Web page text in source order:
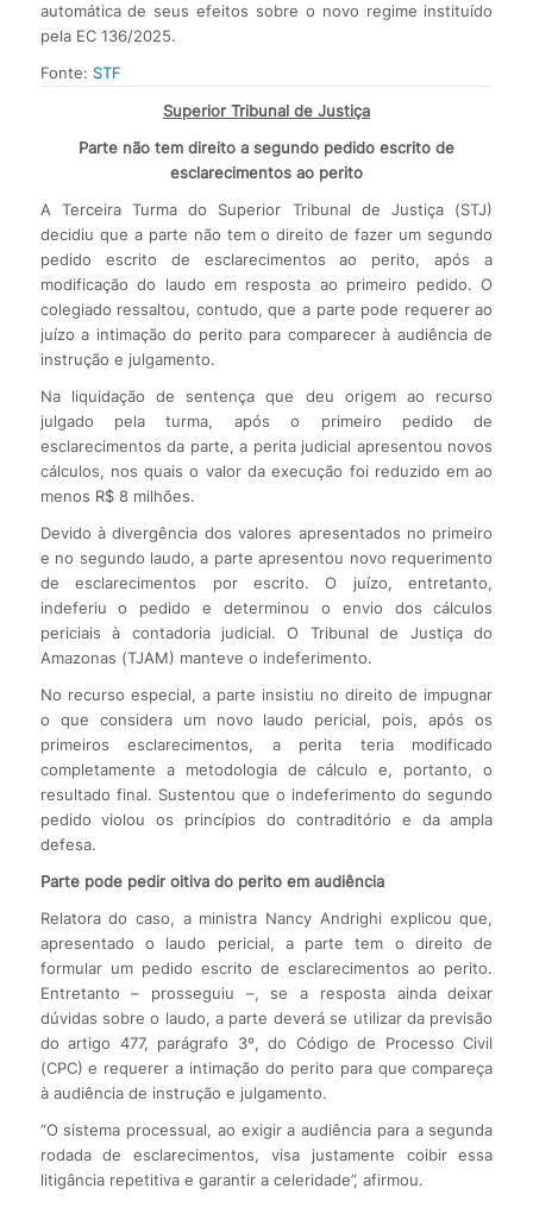
automática de seus efeitos sobre o novo regime instituído
pela EC 136/2025.
Fonte: STF
Superior Tribunal de Justiça
Parte não tem direito a segundo pedido escrito de
esclarecimentos ao perito
​A Terceira Turma do Superior Tribunal de Justiça (STJ)
decidiu que a parte não tem o direito de fazer um segundo
pedido escrito de esclarecimentos ao perito, após a
modificação do laudo em resposta ao primeiro pedido. O
colegiado ressaltou, contudo, que a parte pode requerer ao
juízo a intimação do perito para comparecer à audiência de
instrução e julgamento.
Na liquidação de sentença que deu origem ao recurso
julgado pela turma, após o primeiro pedido de
esclarecimentos da parte, a perita judicial apresentou novos
cálculos, nos quais o valor da execução foi reduzido em ao
menos R$ 8 milhões.
Devido à divergência dos valores apresentados no primeiro
e no segundo laudo, a parte apresentou novo requerimento
de esclarecimentos por escrito. O juízo, entretanto,
indeferiu o pedido e determinou o envio dos cálculos
periciais à contadoria judicial. O Tribunal de Justiça do
Amazonas (TJAM) manteve o indeferimento.
No recurso especial, a parte insistiu no direito de impugnar
o que considera um novo laudo pericial, pois, após os
primeiros esclarecimentos, a perita teria modificado
completamente a metodologia de cálculo e, portanto, o
resultado final. Sustentou que o indeferimento do segundo
pedido violou os princípios do contraditório e da ampla
defesa.
Parte pode pedir oitiva do perito em audiência
Relatora do caso, a ministra Nancy Andrighi explicou que,
apresentado o laudo pericial, a parte tem o direito de
formular um pedido escrito de esclarecimentos ao perito.
Entretanto – prosseguiu –, se a resposta ainda deixar
dúvidas sobre o laudo, a parte deverá se utilizar da previsão
do artigo 477, parágrafo 3º, do Código de Processo Civil
(CPC) e requerer a intimação do perito para que compareça
à audiência de instrução e julgamento.
“O sistema processual, ao exigir a audiência para a segunda
rodada de esclarecimentos, visa justamente coibir essa
litigância repetitiva e garantir a celeridade”, afirmou.